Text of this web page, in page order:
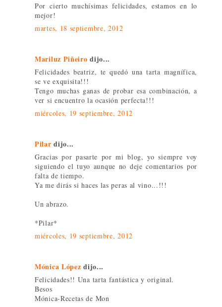
Por cierto muchísimas felicidades, estamos en lo
mejor!
martes, 18 septiembre, 2012
Mariluz Piñeiro dijo...
Felicidades beatriz, te quedó una tarta magnífica,
se ve exquisita!!!
Tengo muchas ganas de probar esa combinación, a
ver si encuentro la ocasión perfecta!!!
miércoles, 19 septiembre, 2012
Pilar dijo...
Gracias por pasarte por mi blog, yo siempre voy
siguiendo el tuyo aunque no deje comentarios por
falta de tiempo.
Ya me dirás si haces las peras al vino...!!!
Un abrazo.
*Pilar*
miércoles, 19 septiembre, 2012
Mónica López dijo...
Felicidades!! Una tarta fantástica y original.
Besos
Mónica-Recetas de Mon